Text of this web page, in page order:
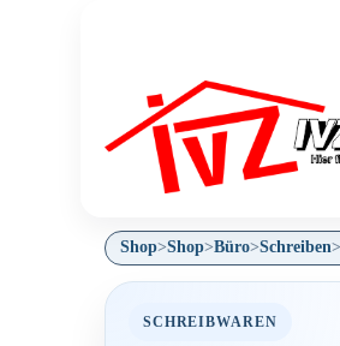
Shop>Shop>Büro>Schreiben>
SCHREIBWAREN